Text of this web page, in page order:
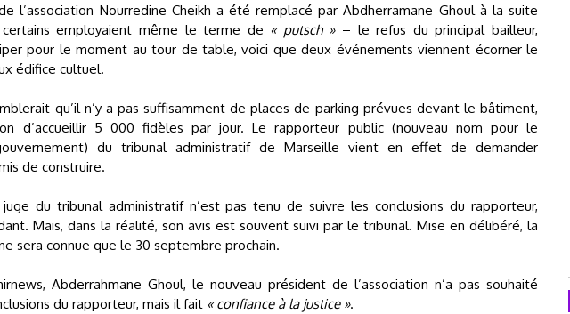
l’association Nourredine Cheikh a été remplacé par Abdherramane Ghoul à la suite
employaient même le terme de « putsch »– le refus du principal bailleur,
pour le moment au tour de table, voici que deux événements viennent écorner le
édifice cultuel.
qu’il n’y a pas suffisamment de places de parking prévues devant le bâtiment,
d’accueillir 5 000 fidèles par jour. Le rapporteur public (nouveau nom pour le
du tribunal administratif de Marseille vient en effet de demander
de construire.
du tribunal administratif n’est pas tenu de suivre les conclusions du rapporteur,
Mais, dans la réalité, son avis est souvent suivi par le tribunal. Mise en délibéré, la
sera connue que le 30 septembre prochain.
Abderrahmane Ghoul, le nouveau président de l’association n’a pas souhaité
du rapporteur, mais il fait « confiance à la justice ».